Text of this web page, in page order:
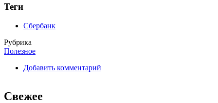
Теги
Сбербанк
Рубрика
Полезное
Добавить комментарий
Свежее